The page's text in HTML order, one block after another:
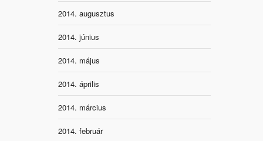
2014. augusztus
2014. június
2014. május
2014. április
2014. március
2014. február